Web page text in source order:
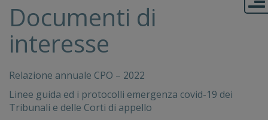
Documenti di
interesse
Relazione annuale CPO – 2022
Linee guida ed i protocolli emergenza covid-19 dei
Tribunali e delle Corti di appello